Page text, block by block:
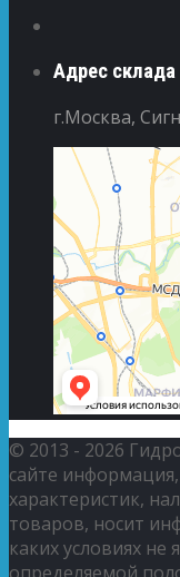
Адрес склада
г.Москва,
© 2013 - 2026
сайте
характеристик,
товаров, носит
каких условиях не